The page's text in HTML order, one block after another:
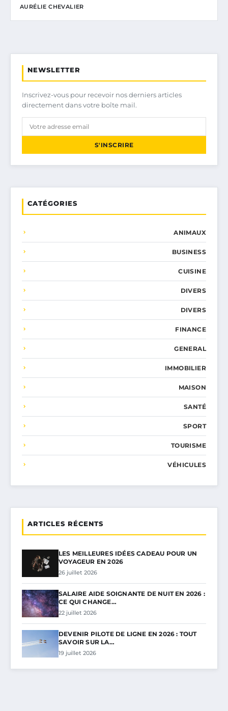
AURÉLIE CHEVALIER
NEWSLETTER
Inscrivez-vous pour recevoir nos derniers articles
directement dans votre boîte mail.
S'INSCRIRE
CATÉGORIES
ANIMAUX
BUSINESS
CUISINE
DIVERS
DIVERS
FINANCE
GENERAL
IMMOBILIER
MAISON
SANTÉ
SPORT
TOURISME
VÉHICULES
ARTICLES RÉCENTS
LES MEILLEURES IDÉES CADEAU POUR UN
VOYAGEUR EN 2026
26 juillet 2026
SALAIRE AIDE SOIGNANTE DE NUIT EN 2026 :
CE QUI CHANGE…
22 juillet 2026
DEVENIR PILOTE DE LIGNE EN 2026 : TOUT
SAVOIR SUR LA…
19 juillet 2026